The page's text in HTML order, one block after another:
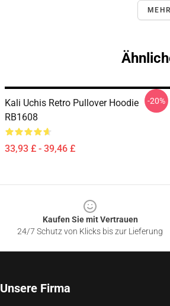
Kali Uchis Retro Pullover Hoodie
RB1608
33,93 £ - 39,46 £
-20%
Kaufen Sie mit Vertrauen
24/7 Schutz von Klicks bis zur Lieferung
Unsere Firma